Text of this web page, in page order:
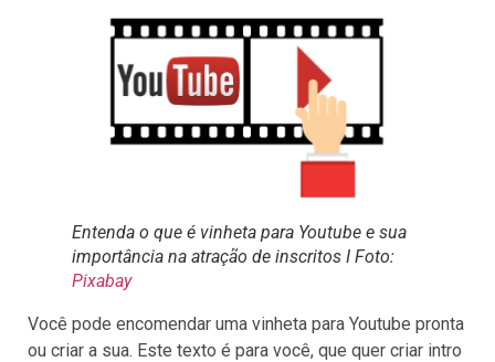
Entenda o que é vinheta para Youtube e sua
importância na atração de inscritos I Foto:
Pixabay
Você pode encomendar uma vinheta para Youtube pronta
ou criar a sua. Este texto é para você, que quer criar intro